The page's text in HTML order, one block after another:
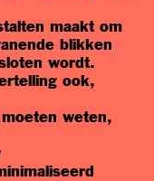
maakt om
blikken
wordt.
ook,
weten,